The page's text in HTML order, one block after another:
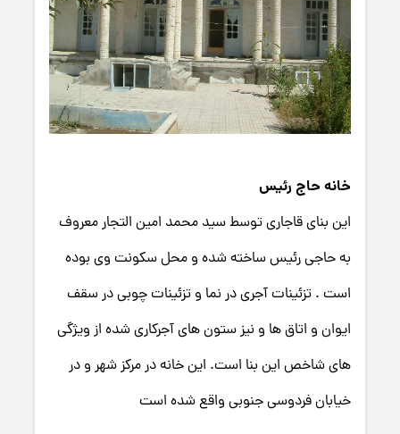
خانه حاج رئیس
این بنای قاجاری توسط سید محمد امین التجار معروف
به حاجی رئیس ساخته شده و محل سكونت وی بوده
است . تزئینات آجری در نما و تزئینات چوبی در سقف
ایوان و اتاق ها و نیز ستون های آجرکاری شده از ویژگی
های شاخص این بنا است. این خانه در مرکز شهر و در
خیابان فردوسی جنوبی واقع شده است